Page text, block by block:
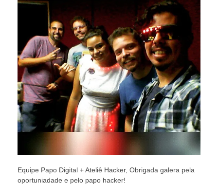
Equipe Papo Digital + Ateliê Hacker, Obrigada galera pela
oportuniadade e pelo papo hacker!